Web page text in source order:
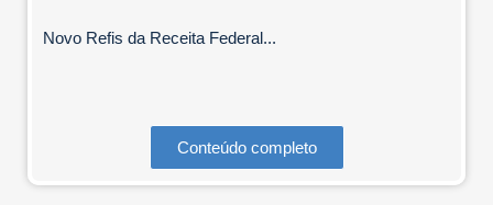
Novo Refis da Receita Federal...
Conteúdo completo